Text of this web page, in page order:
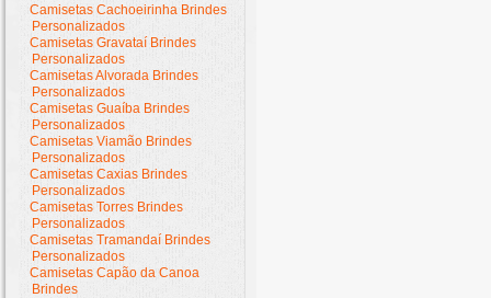
Camisetas Cachoeirinha Brindes
Personalizados
Camisetas Gravataí Brindes
Personalizados
Camisetas Alvorada Brindes
Personalizados
Camisetas Guaíba Brindes
Personalizados
Camisetas Viamão Brindes
Personalizados
Camisetas Caxias Brindes
Personalizados
Camisetas Torres Brindes
Personalizados
Camisetas Tramandaí Brindes
Personalizados
Camisetas Capão da Canoa
Brindes